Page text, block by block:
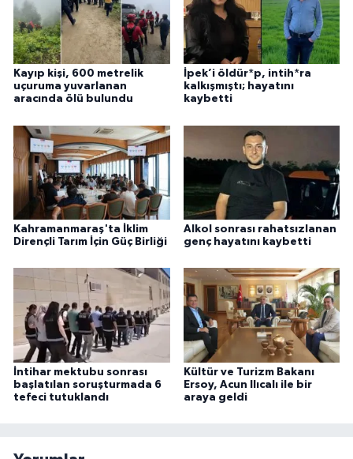
Kayıp kişi, 600 metrelik
uçuruma yuvarlanan
aracında ölü bulundu
İpek’i öldür*p, intih*ra
kalkışmıştı; hayatını
kaybetti
Kahramanmaraş'ta İklim
Dirençli Tarım İçin Güç Birliği
Alkol sonrası rahatsızlanan
genç hayatını kaybetti
İntihar mektubu sonrası
başlatılan soruşturmada 6
tefeci tutuklandı
Kültür ve Turizm Bakanı
Ersoy, Acun Ilıcalı ile bir
araya geldi